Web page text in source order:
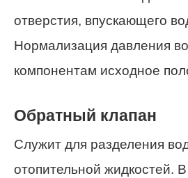
отверстия, впускающего
Нормализация давления
компонентам исходное
Обратный клапан
Служит для разделения
отопительной жидкостей.